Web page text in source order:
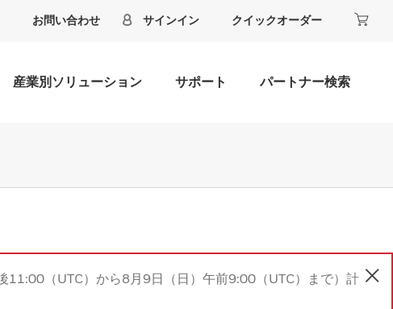
お問い合わせ サインイン クイックオーダー
産業別ソリューション サポート パートナー検索
（UTC）から8月9日（日）午前9:00（UTC）まで）計